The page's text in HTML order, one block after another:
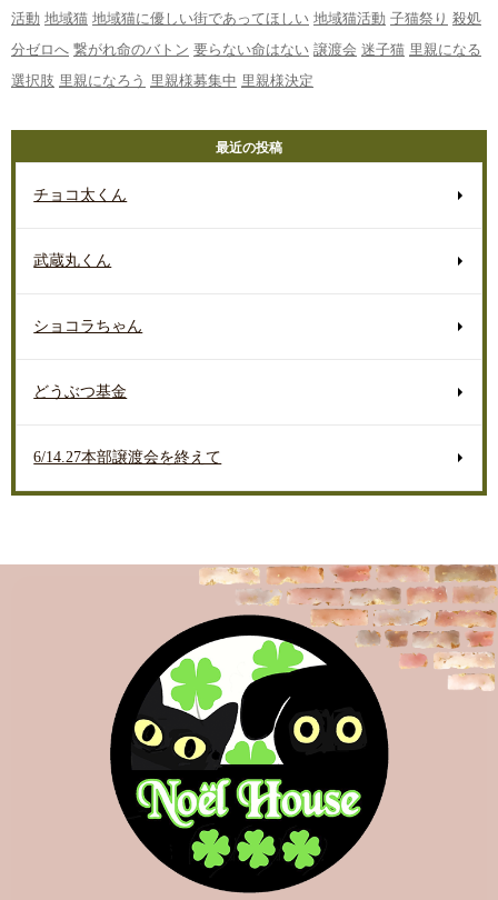
活動 地域猫 地域猫に優しい街であってほしい 地域猫活動 子猫祭り 殺処
分ゼロへ 繋がれ命のバトン 要らない命はない 譲渡会 迷子猫 里親になる
選択肢 里親になろう 里親様募集中 里親様決定
最近の投稿
チョコ太くん
武蔵丸くん
ショコラちゃん
どうぶつ基金
6/14.27本部譲渡会を終えて